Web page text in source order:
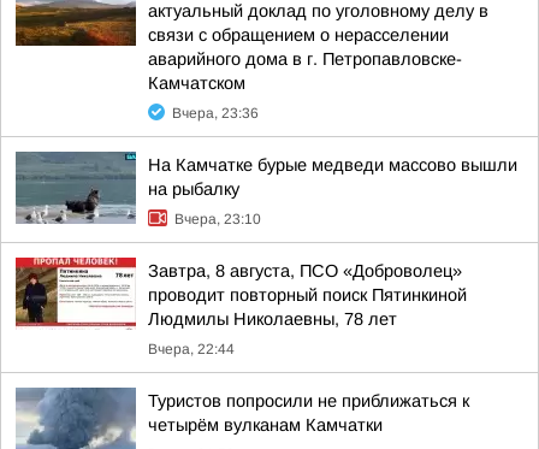
актуальный доклад по уголовному делу в
связи с обращением о нерасселении
аварийного дома в г. Петропавловске-
Камчатском
Вчера, 23:36
На Камчатке бурые медведи массово вышли
на рыбалку
Вчера, 23:10
Завтра, 8 августа, ПСО «Доброволец»
проводит повторный поиск Пятинкиной
Людмилы Николаевны, 78 лет
Вчера, 22:44
Туристов попросили не приближаться к
четырём вулканам Камчатки